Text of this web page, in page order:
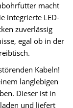
macht
integrierte LED-
zuverlässig
egal ob in der
Kabeln!
langlebigen
Dieser ist in
und liefert